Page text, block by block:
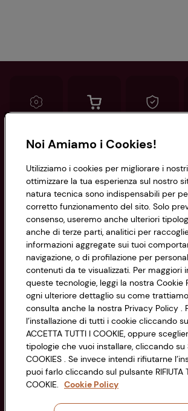
Informazioni
Privacy Policy
Cookie Policy
Impostazioni Cookie
Accessibilità
CONAD SOCIETÀ COOPERATIVA
Via Michelino, 59 | 40127 BOLOGNA
Codice Fiscale e Registro Imprese
di Bologna 00865960157
PARTITA IVA 03320960374
Servizio clienti
Seguici sui Social:
Noi Amiamo i Cookies!
Utilizziamo i cookies per migliorare i
ottimizzare la tua esperienza sul nostro
natura tecnica sono indispensabili per
corretto funzionamento del sito. Solo
consenso, useremo anche ulteriori
anche di terze parti, analitici per
informazioni aggregate sui tuoi
navigazione, o di profilazione per
contenuti da te visualizzati. Per maggiori
queste tecnologie, leggi la nostra Cookie
ogni ulteriore dettaglio su come
consulta anche la nostra Privacy Policy .
l’installazione di tutti i cookie cliccando
ACCETTA TUTTI I COOKIE, oppure
tipologie che vuoi installare, cliccando su
COOKIES . Se invece intendi rifiutarne
puoi farlo cliccando sul pulsante RIFIUTA
COOKIE. Cookie Policy